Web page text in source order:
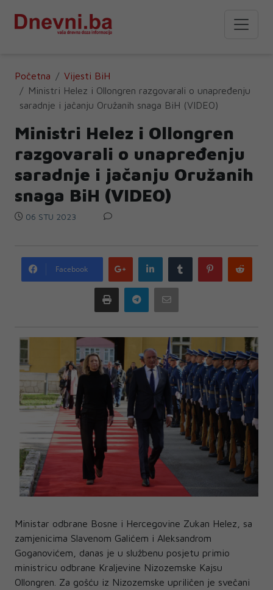
Početna
Vijesti BiH
Ministri Helez i Ollongren razgovarali o unapređenju
saradnje i jačanju Oružanih snaga BiH (VIDEO)
Ministri Helez i Ollongren
razgovarali o unapređenju
saradnje i jačanju Oružanih
snaga BiH (VIDEO)
06 STU 2023
Facebook
Google
plus
LinkedIn Tumblr Pinterest
Print Telegram
Ministar odbrane Bosne i Hercegovine Zukan Helez, sa
zamjenicima Slavenom Galićem i Aleksandrom
Goganovićem, danas je u službenu posjetu primio
ministricu odbrane Kraljevine Nizozemske Kajsu
Ollongren. Za gošću iz Nizozemske upriličen je svečani